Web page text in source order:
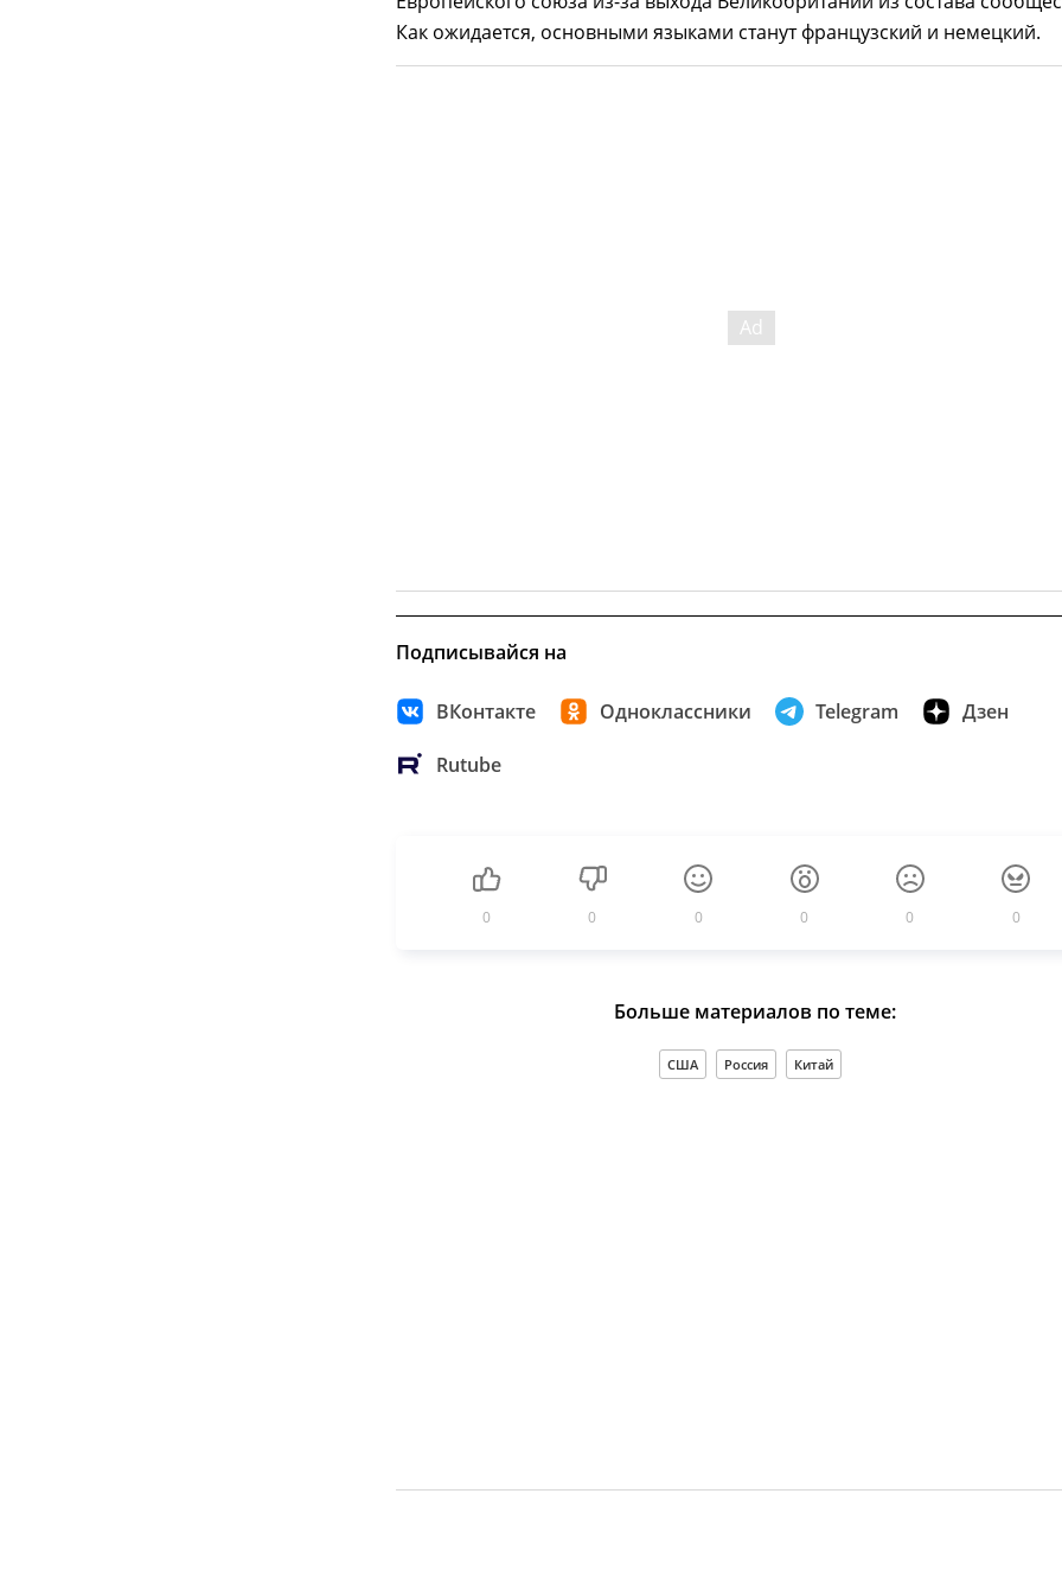
Как ожидается, основными языками станут французский и немецкий.
Подписывайся на
ВКонтакте Одноклассники Telegram Дзен
Rutube
0 0 0 0 0 0
Больше материалов по теме:
США Россия Китай